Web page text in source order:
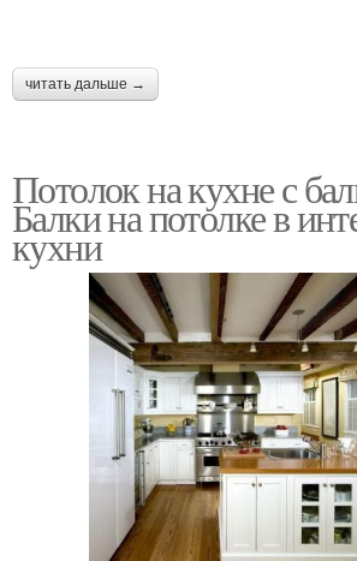
читать дальше →
Потолок на кухне с
Балки на потолке в
кухни